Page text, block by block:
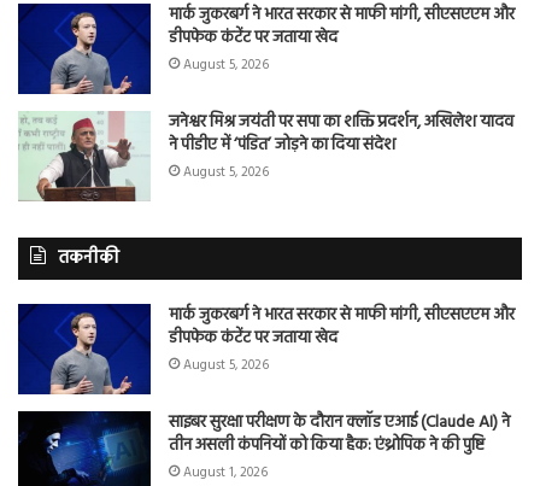
मार्क जुकरबर्ग ने भारत सरकार से माफी मांगी, सीएसएएम और
डीपफेक कंटेंट पर जताया खेद
August 5, 2026
जनेश्वर मिश्र जयंती पर सपा का शक्ति प्रदर्शन, अखिलेश यादव
ने पीडीए में ‘पंडित’ जोड़ने का दिया संदेश
August 5, 2026
तकनीकी
मार्क जुकरबर्ग ने भारत सरकार से माफी मांगी, सीएसएएम और
डीपफेक कंटेंट पर जताया खेद
August 5, 2026
साइबर सुरक्षा परीक्षण के दौरान क्लॉड एआई (Claude AI) ने
तीन असली कंपनियों को किया हैक: एंथ्रोपिक ने की पुष्टि
August 1, 2026